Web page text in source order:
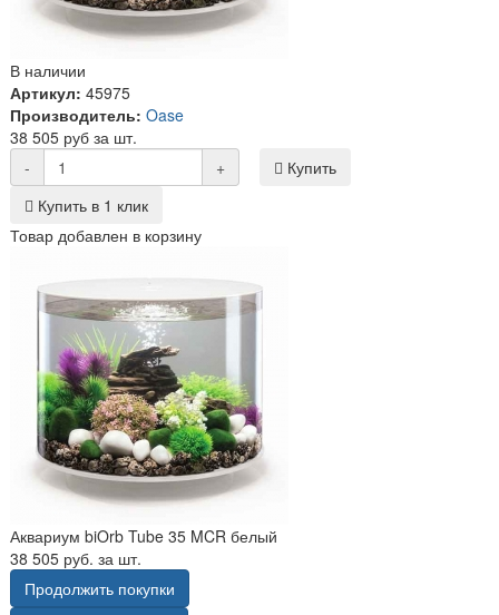
В наличии
Артикул: 45975
Производитель: Oase
38 505 руб за шт.
-
+
Купить
Купить в 1 клик
Товар добавлен в корзину
Аквариум biOrb Tube 35 MCR белый
38 505 руб. за шт.
Продолжить покупки